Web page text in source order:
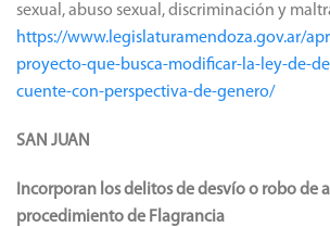
sexual, abuso sexual, discriminación y
https://www.legislaturamendoza.gov.ar/
proyecto-que-busca-modificar-la-ley-de-
cuente-con-perspectiva-de-genero/
SAN JUAN
Incorporan los delitos de desvío o robo de
procedimiento de Flagrancia